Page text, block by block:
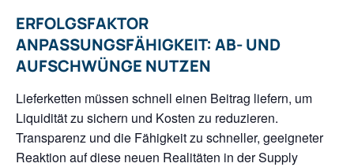
ERFOLGSFAKTOR
ANPASSUNGSFÄHIGKEIT: AB- UND
AUFSCHWÜNGE NUTZEN
Lieferketten müssen schnell einen Beitrag liefern, um
Liquidität zu sichern und Kosten zu reduzieren.
Transparenz und die Fähigkeit zu schneller, geeigneter
Reaktion auf diese neuen Realitäten in der Supply